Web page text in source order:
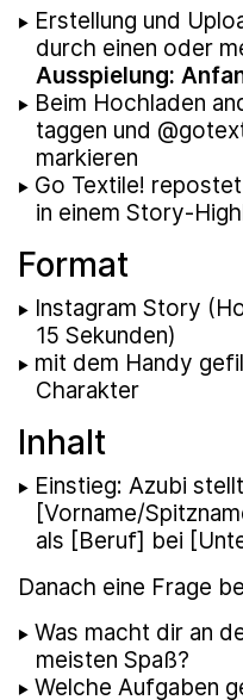
Erstellung und
durch einen oder
Ausspielung:
Beim Hochladen
taggen und
markieren
Go Textile!
in einem Story-
Format
Instagram Story
15 Sekunden)
mit dem Handy
Charakter
Inhalt
Einstieg: Azubi
[Vorname/
als [Beruf] bei
Danach eine Frage
Was macht dir an
meisten Spaß?
Welche Aufgaben